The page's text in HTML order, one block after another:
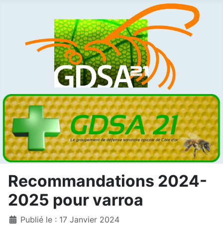
Recommandations 2024-
2025 pour varroa
DétailsPublié le : 17 Janvier 2024